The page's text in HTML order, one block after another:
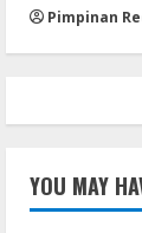
Pimpinan
YOU MAY